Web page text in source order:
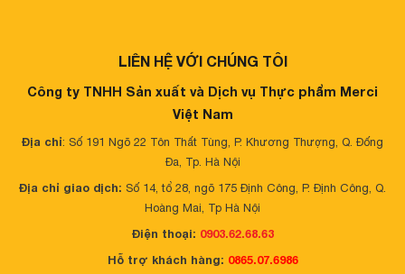
LIÊN HỆ VỚI CHÚNG TÔI
Công ty TNHH Sản xuất và Dịch vụ Thực phẩm Merci
Việt Nam
Địa chỉ: Số 191 Ngõ 22 Tôn Thất Tùng, P. Khương Thượng, Q. Đống
Đa, Tp. Hà Nội
Địa chỉ giao dịch: Số 14, tổ 28, ngõ 175 Định Công, P. Định Công, Q.
Hoàng Mai, Tp Hà Nội
Điện thoại: 0903.62.68.63
Hỗ trợ khách hàng: 0865.07.6986